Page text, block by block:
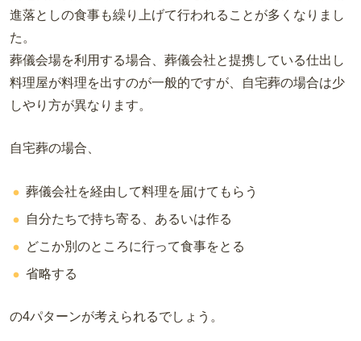
進落としの食事も繰り上げて行われることが多くなりまし
た。
葬儀会場を利用する場合、葬儀会社と提携している仕出し
料理屋が料理を出すのが一般的ですが、自宅葬の場合は少
しやり方が異なります。
自宅葬の場合、
葬儀会社を経由して料理を届けてもらう
自分たちで持ち寄る、あるいは作る
どこか別のところに行って食事をとる
省略する
の4パターンが考えられるでしょう。